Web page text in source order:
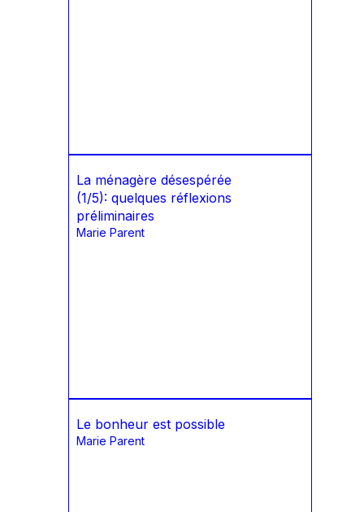
La ménagère désespérée
(1/5): quelques réflexions
préliminaires
Marie Parent
Le bonheur est possible
Marie Parent